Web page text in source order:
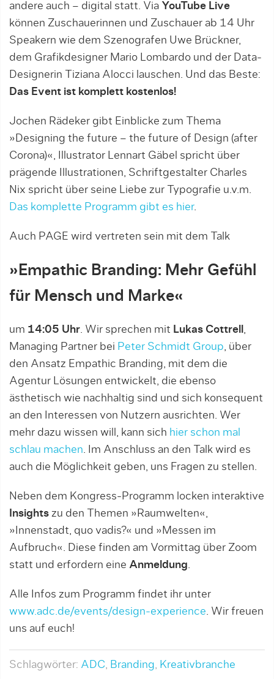
andere auch – digital statt. Via YouTube Live
können Zuschauerinnen und Zuschauer ab 14 Uhr
Speakern wie dem Szenografen Uwe Brückner,
dem Grafikdesigner Mario Lombardo und der Data-
Designerin Tiziana Alocci lauschen. Und das Beste:
Das Event ist komplett kostenlos!
Jochen Rädeker gibt Einblicke zum Thema
»Designing the future – the future of Design (after
Corona)«, Illustrator Lennart Gäbel spricht über
prägende Illustrationen, Schriftgestalter Charles
Nix spricht über seine Liebe zur Typografie u.v.m.
Das komplette Programm gibt es hier.
Auch PAGE wird vertreten sein mit dem Talk
»Empathic Branding: Mehr Gefühl
für Mensch und Marke«
um 14:05 Uhr. Wir sprechen mit Lukas Cottrell ,
Managing Partner bei Peter Schmidt Group, über
den Ansatz Empathic Branding, mit dem die
Agentur Lösungen entwickelt, die ebenso
ästhetisch wie nachhaltig sind und sich konsequent
an den Interessen von Nutzern ausrichten. Wer
mehr dazu wissen will, kann sich hier schon mal
schlau machen. Im Anschluss an den Talk wird es
auch die Möglichkeit geben, uns Fragen zu stellen.
Neben dem Kongress-Programm locken interaktive
Insights zu den Themen »Raumwelten«,
»Innenstadt, quo vadis?« und »Messen im
Aufbruch«. Diese finden am Vormittag über Zoom
statt und erfordern eine Anmeldung.
Alle Infos zum Programm findet ihr unter
www.adc.de/events/design-experience. Wir freuen
uns auf euch!
Schlagwörter: ADC, Branding, Kreativbranche